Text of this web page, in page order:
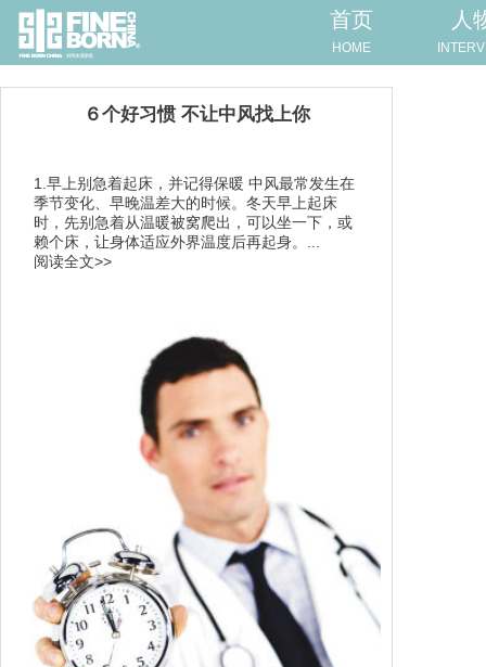
首页
HOME
人
​６个好习惯 不让中风找上你
1.早上别急着起床，并记得保暖 中风最常发生在
季节变化、早晚温差大的时候。冬天早上起床
时，先别急着从温暖被窝爬出，可以坐一下，或
赖个床，让身体适应外界温度后再起身。...
阅读全文>>